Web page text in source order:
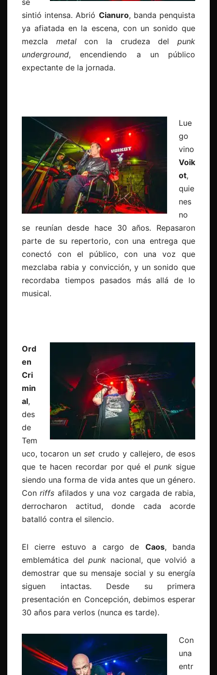
se
sintió intensa. Abrió Cianuro, banda penquista
ya afiatada en la escena, con un sonido que
mezcla metalcon la crudeza delpunk
underground, encendiendo a un público
expectante de la jornada.
Lue
go
vino
Voik
ot,
quie
nes
no
se reunían desde hace 30 años. Repasaron
parte de su repertorio, con una entrega que
conectó con el público, con una voz que
mezclaba rabia y convicción, y un sonido que
recordaba tiempos pasados más allá de lo
musical.
Ord
en
Cri
min
al,
des
de
Tem
uco, tocaron unset crudo y callejero, de esos
que te hacen recordar por qué elpunk sigue
siendo una forma de vida antes que un género.
Conriffs afilados y una voz cargada de rabia,
derrocharon actitud, donde cada acorde
batalló contra el silencio.
El cierre estuvo a cargo de Caos, banda
emblemática del punk nacional, que volvió a
demostrar que su mensaje social y su energía
siguen intactas. Desde su primera
presentación en Concepción, debimos esperar
30 años para verlos (nunca es tarde).
Con
una
entr